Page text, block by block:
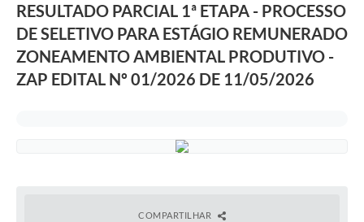
RESULTADO PARCIAL 1ª ETAPA - PROCESSO
DE SELETIVO PARA ESTÁGIO REMUNERADO
ZONEAMENTO AMBIENTAL PRODUTIVO -
ZAP EDITAL Nº 01/2026 DE 11/05/2026
COMPARTILHAR